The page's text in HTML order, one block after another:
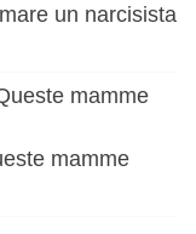
un narcisista
mamme